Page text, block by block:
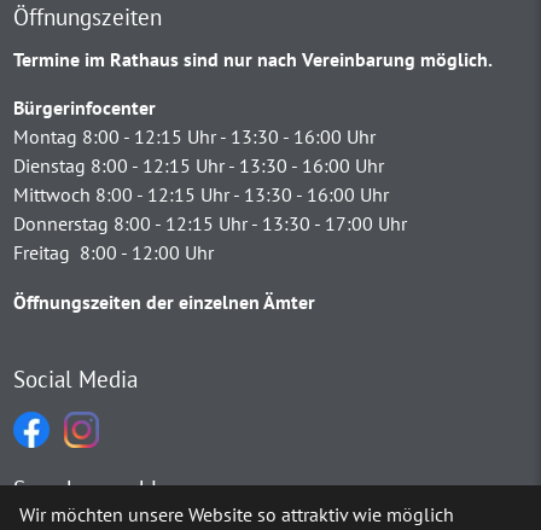
Öffnungszeiten
Termine im Rathaus sind nur nach Vereinbarung möglich.
Bürgerinfocenter
Montag 8:00 - 12:15 Uhr - 13:30 - 16:00 Uhr
Dienstag 8:00 - 12:15 Uhr - 13:30 - 16:00 Uhr
Mittwoch 8:00 - 12:15 Uhr - 13:30 - 16:00 Uhr
Donnerstag 8:00 - 12:15 Uhr - 13:30 - 17:00 Uhr
Freitag 8:00 - 12:00 Uhr
Öffnungszeiten der einzelnen Ämter
Social Media
Sprachauswahl
Wir möchten unsere Website so attraktiv wie möglich